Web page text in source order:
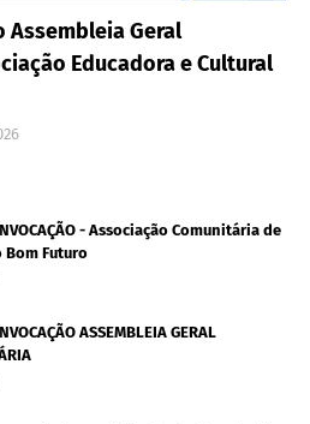
Assembleia Geral
Educadora e Cultural
- Associação Comunitária de
Futuro
ASSEMBLEIA GERAL